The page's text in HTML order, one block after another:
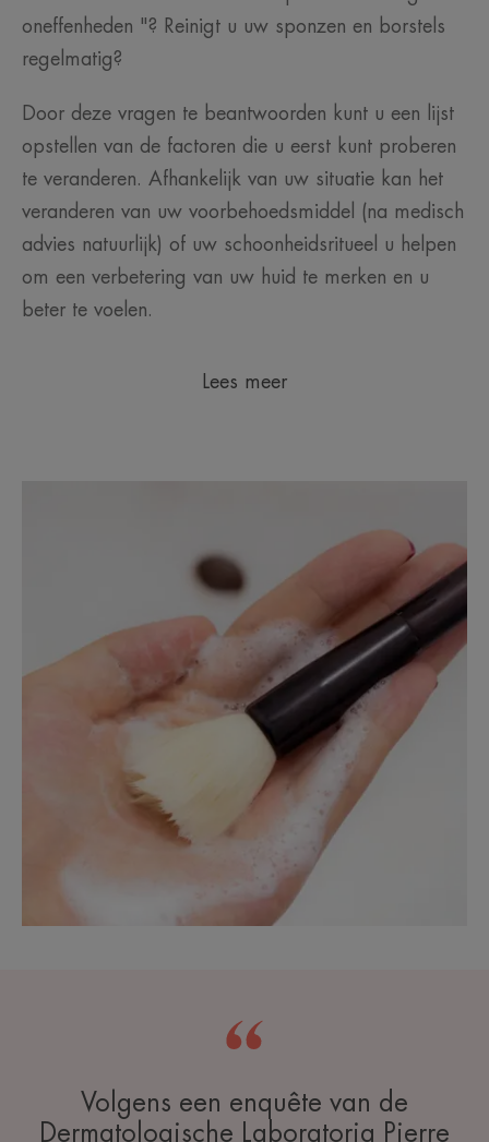
oneffenheden "? Reinigt u uw sponzen en borstels
regelmatig?
Door deze vragen te beantwoorden kunt u een lijst
opstellen van de factoren die u eerst kunt proberen
te veranderen. Afhankelijk van uw situatie kan het
veranderen van uw voorbehoedsmiddel (na medisch
advies natuurlijk) of uw schoonheidsritueel u helpen
om een verbetering van uw huid te merken en u
beter te voelen.
Lees meer
Volgens een enquête van de
Dermatologische Laboratoria Pierre